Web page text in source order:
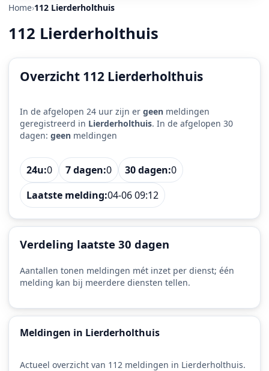
Home 112 Lierderholthuis
112 Lierderholthuis
Overzicht 112 Lierderholthuis
In de afgelopen 24 uur zijn er geen meldingen
geregistreerd in Lierderholthuis. In de afgelopen 30
dagen: geen meldingen
24u:0 7 dagen:0 30 dagen:0
Laatste melding:04-06 09:12
Verdeling laatste 30 dagen
Aantallen tonen meldingen mét inzet per dienst; één
melding kan bij meerdere diensten tellen.
Meldingen in Lierderholthuis
Actueel overzicht van 112 meldingen in Lierderholthuis.